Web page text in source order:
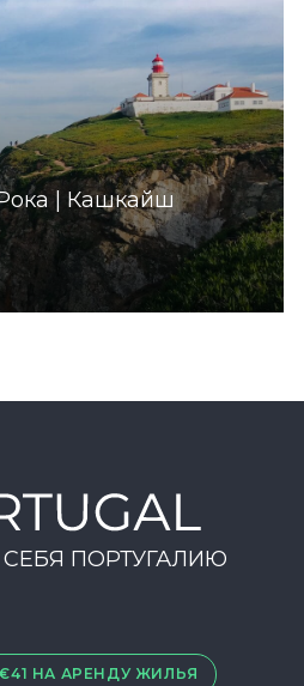
| Кашкайш
ПОРТУГАЛИЮ
НА АРЕНДУ ЖИЛЬЯ